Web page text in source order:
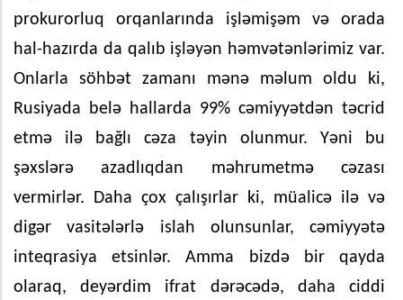
prokurorluq orqanlarında işləmişəm və orada
hal-hazırda da qalıb işləyən həmvətənlərimiz var.
Onlarla söhbət zamanı mənə məlum oldu ki,
Rusiyada belə hallarda 99% cəmiyyətdən təcrid
etmə ilə bağlı cəza təyin olunmur. Yəni bu
şəxslərə azadlıqdan məhrumetmə cəzası
vermirlər. Daha çox çalışırlar ki, müalicə ilə və
digər vasitələrlə islah olunsunlar, cəmiyyətə
inteqrasiya etsinlər. Amma bizdə bir qayda
olaraq, deyərdim ifrat dərəcədə, daha ciddi